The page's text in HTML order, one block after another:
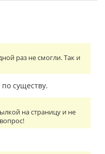
раз не смогли. Так и
существу.
на страницу и не